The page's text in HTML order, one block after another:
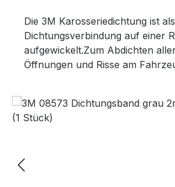
Die 3M Karosseriedichtung ist
Dichtungsverbindung auf einer
aufgewickelt.Zum Abdichten
Öffnungen und Risse am
Bildergalerie überspringen